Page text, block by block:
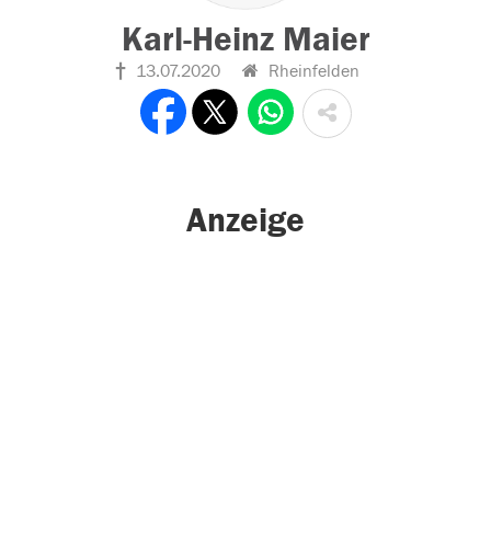
Karl-Heinz Maier
13.07.2020 Rheinfelden
Anzeige